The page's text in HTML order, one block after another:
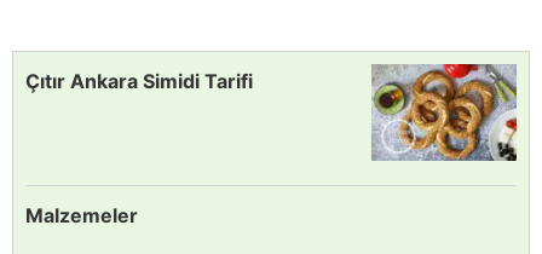
Çıtır Ankara Simidi Tarifi
Malzemeler